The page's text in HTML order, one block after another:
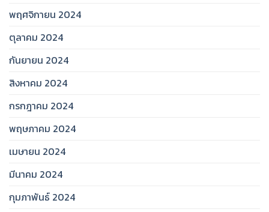
พฤศจิกายน 2024
ตุลาคม 2024
กันยายน 2024
สิงหาคม 2024
กรกฎาคม 2024
พฤษภาคม 2024
เมษายน 2024
มีนาคม 2024
กุมภาพันธ์ 2024